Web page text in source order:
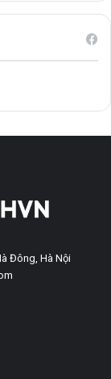
Đông, Hà Nội